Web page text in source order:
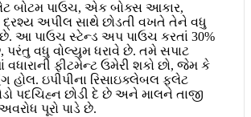
બોટમ પાઉચ, એક બોક્સ આકાર,
અપીલ સાથે છોડતી વખતે તેને વધુ
આ પાઉચ સ્ટેન્ડ અપ પાઉચ કરતાં 30%
પરંતુ વધુ વોલ્યુમ ધરાવે છે. તમે સપાટ
વધારાની ફીટમેન્ટ ઉમેરી શકો છો, જેમ કે
હોલ. ઇપીપીના રિસાઇક્લેબલ ફ્લેટ
પદચિહ્ન છોડી દે છે અને માલને તાજી
પૂરો પાડે છે.